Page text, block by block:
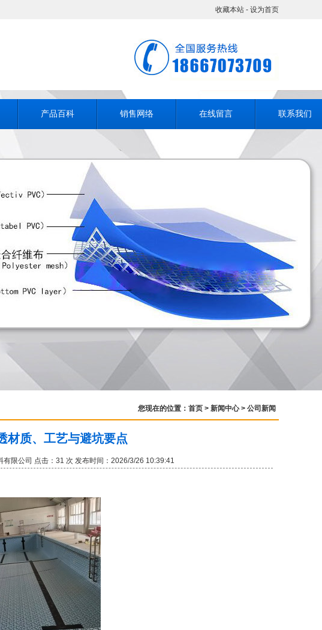
收藏本站 - 设为首页
产品百科 销售网络 在线留言 联系我们
您现在的位置： 首页 > 新闻中心> 公司新闻
材质、工艺与避坑要点
限公司 点击： 31 次 发布时间：2026/3/26 10:39:41